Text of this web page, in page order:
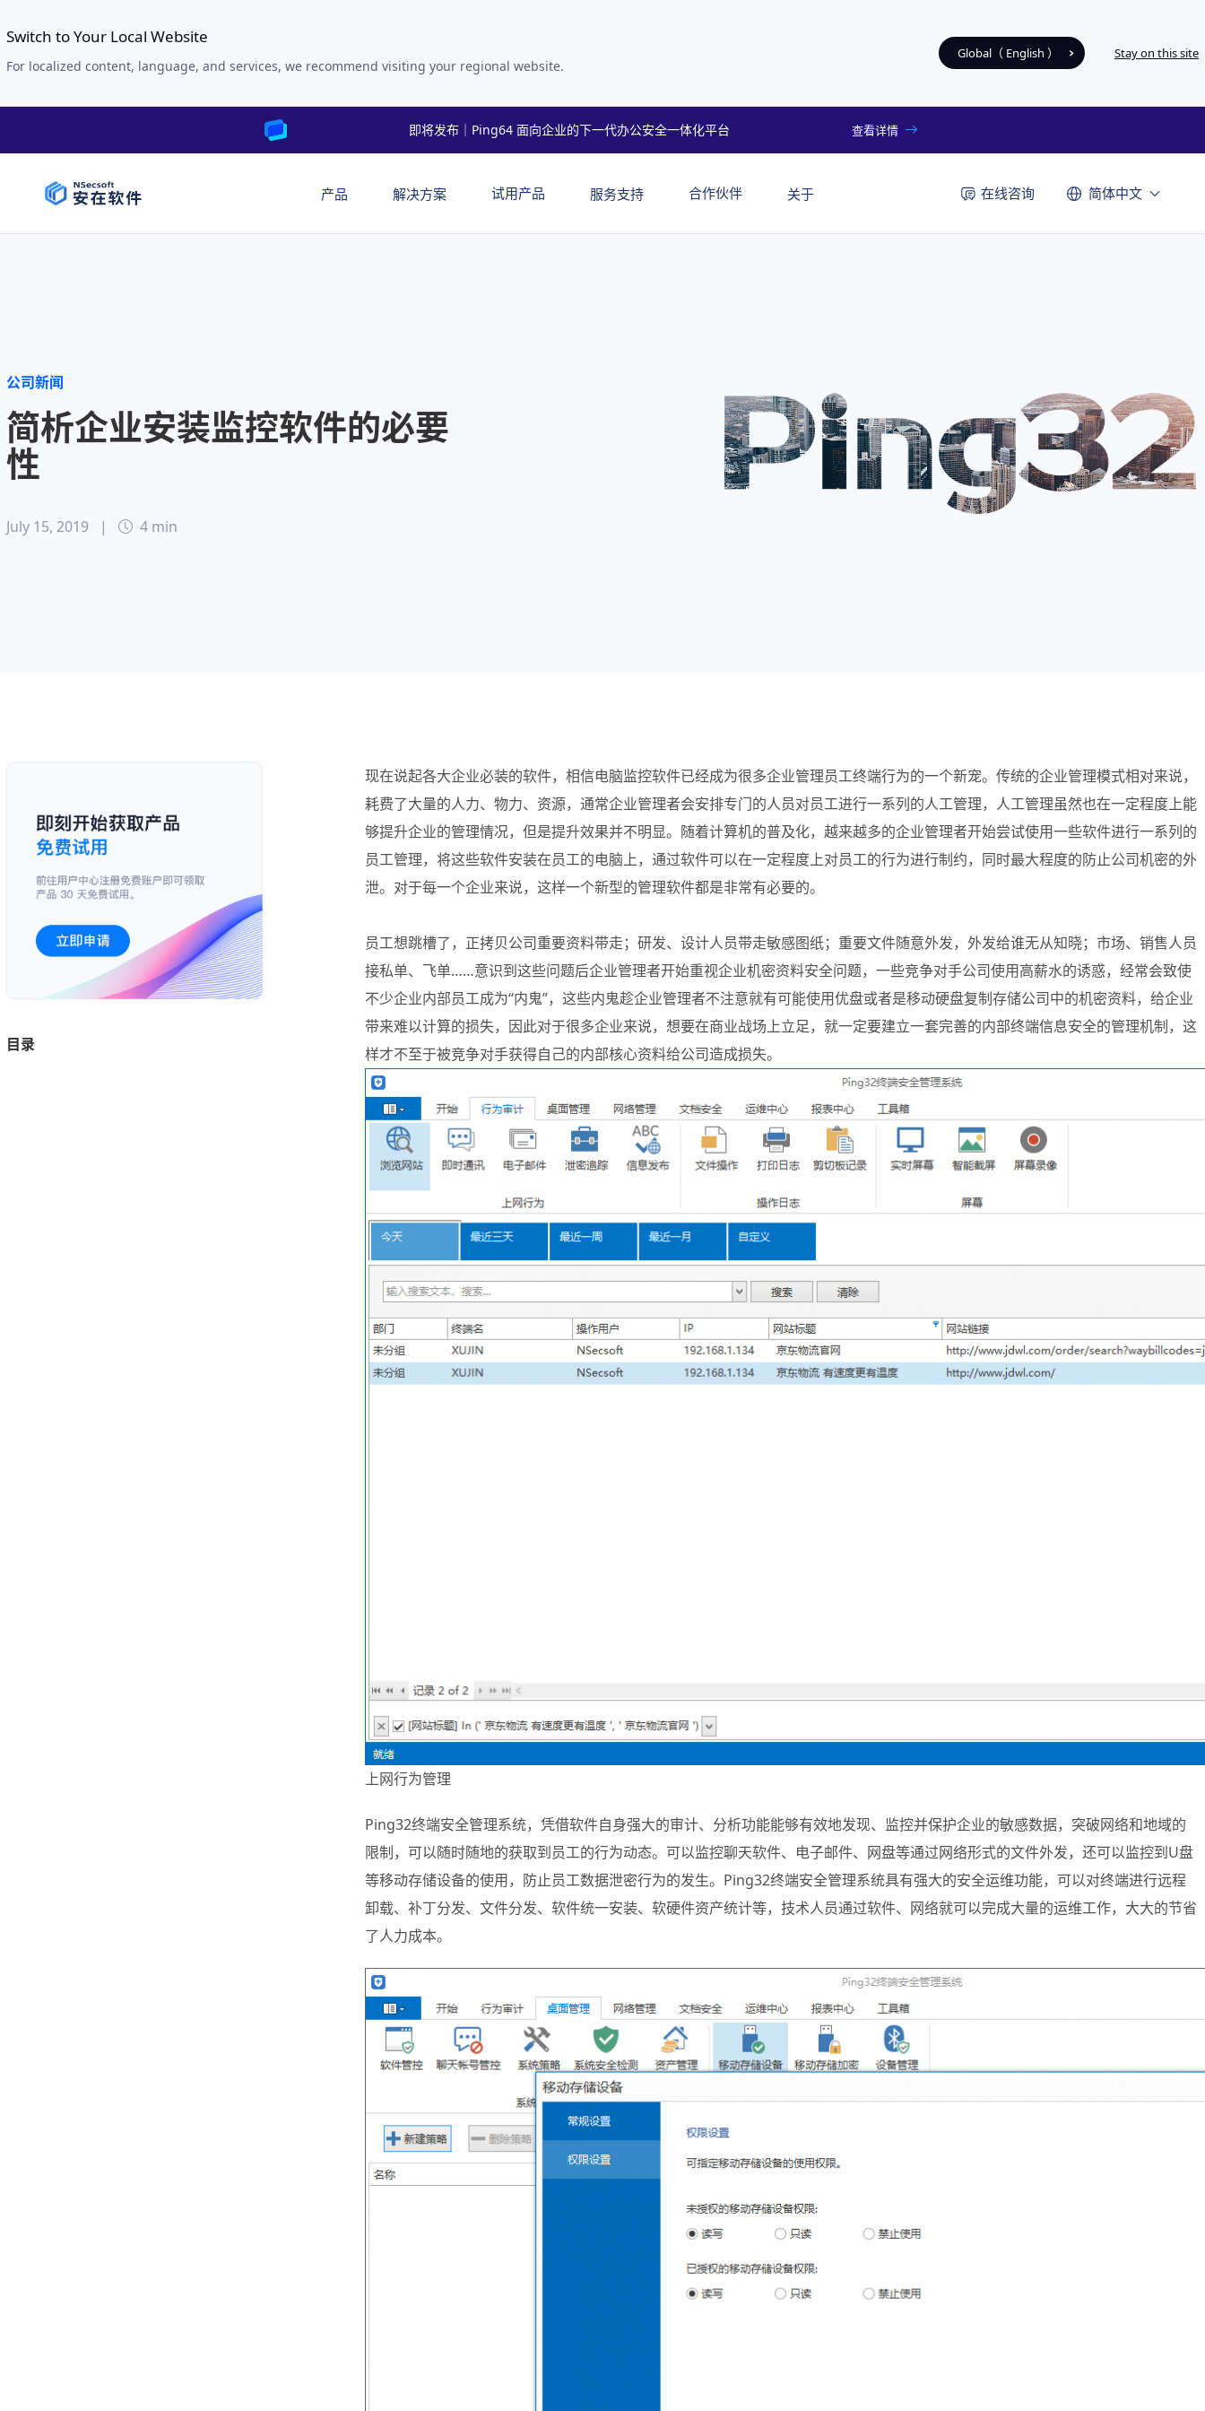
Switch to Your Local Website
For localized content, language, and services, we recommend visiting your regional website.
Global（ English ） Stay on this site
即将发布｜Ping64 面向企业的下一代办公安全一体化平台 查看详情
产品 解决方案 试用产品 服务支持 合作伙伴 关于 在线咨询 简体中文
公司新闻
简析企业安装监控软件的必要
性
July 15, 2019 | 4 min
目录
现在说起各大企业必装的软件，相信电脑监控软件已经成为很多企业管理员工终端行为的一个新宠。 传统的企业管理模式相对来说，
耗费了大量的人力、物力、资源，通常企业管理者会安排专门的人员对员工进行一系列的人工管理，人工管理虽然也在一定程度上能
够提升企业的管理情况，但是提升效果并不明显。随着计算机的普及化，越来越多的企业管理者开始尝试使用一些软件进行一系列的
员工管理，将这些软件安装在员工的电脑上，通过软件可以在一定程度上对员工的行为进行制约，同时最大程度的防止公司机密的外
泄。对于每一个企业来说，这样一个新型的管理软件都是非常有必要的。
员工想跳槽了，正拷贝公司重要资料带走；研发、设计人员带走敏感图纸；重要文件随意外发，外发给谁无从知晓；市场、销售人员
接私单、飞单……意识到这些问题后企业管理者开始重视企业机密资料安全问题，一些竞争对手公司使用高薪水的诱惑，经常会致使
不少企业内部员工成为“内鬼”，这些内鬼趁企业管理者不注意就有可能使用优盘或者是移动硬盘复制存储公司中的机密资料，给企业
带来难以计算的损失，因此对于很多企业来说，想要在商业战场上立足，就一定要建立一套完善的内部终端信息安全的管理机制，这
样才不至于被竞争对手获得自己的内部核心资料给公司造成损失。
上网行为管理
Ping32终端安全管理系统，凭借软件自身强大的审计、分析功能能够有效地发现、监控并保护企业的敏感数据，突破网络和地域的
限制，可以随时随地的获取到员工的行为动态。可以监控聊天软件、电子邮件、网盘等通过网络形式的文件外发，还可以监控到U盘
等移动存储设备的使用，防止员工数据泄密行为的发生。 Ping32终端安全管理系统具有强大的安全运维功能，可以对终端进行远程
卸载、补丁分发、文件分发、软件统一安装、软硬件资产统计等，技术人员通过软件、网络就可以完成大量的运维工作，大大的节省
了人力成本。